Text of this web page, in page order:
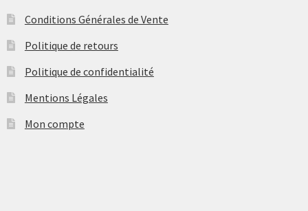
Conditions Générales de Vente
Politique de retours
Politique de confidentialité
Mentions Légales
Mon compte